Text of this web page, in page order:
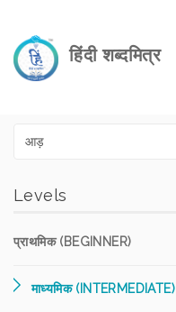
हिंदी शब्दमित्र
Levels
प्राथमिक (BEGINNER)
माध्यमिक (INTERMEDIATE)